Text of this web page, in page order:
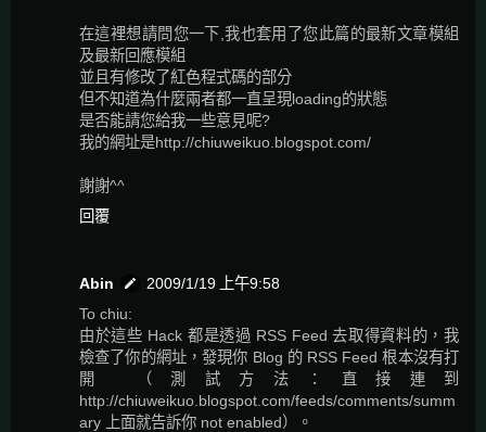
在這裡想請問您一下,我也套用了您此篇的最新文章模組
及最新回應模組
並且有修改了紅色程式碼的部分
但不知道為什麼兩者都一直呈現loading的狀態
是否能請您給我一些意見呢?
我的網址是http://chiuweikuo.blogspot.com/
謝謝^^
回覆
Abin
2009/1/19 上午9:58
To chiu:
由於這些 Hack 都是透過 RSS Feed 去取得資料的，我
檢查了你的網址，發現你 Blog 的 RSS Feed 根本沒有打
開 （測試方法：直接連到
http://chiuweikuo.blogspot.com/feeds/comments/summ
ary 上面就告訴你 not enabled）。